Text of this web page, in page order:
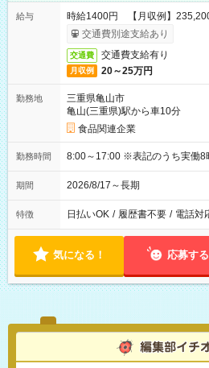
給与
時給1400円 【月収例】
交通費別途支給あり
交通費 交通費支給有り
月収例 20～25万円
勤務地
三重県亀山市
亀山(三重県)駅から車10分
食品関連企業
勤務時間 8:00～17:00 ※表記のうち実
期間 2026/8/17～長期
特徴 日払いOK / 履歴書不要 / 電話対
気になる！ 応募する